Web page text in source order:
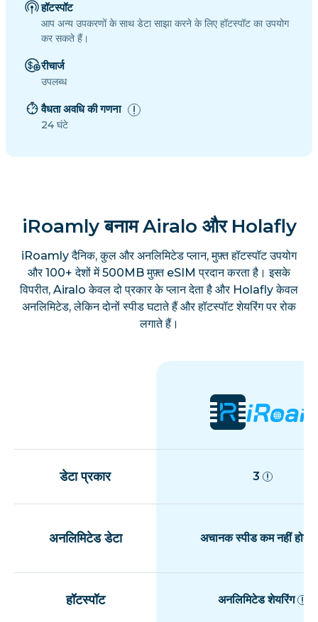
हॉटस्पॉट
आप अन्य उपकरणों के साथ डेटा साझा करने के लिए हॉटस्पॉट का उपयोग
कर सकते हैं।
रीचार्ज
उपलब्ध
वैधता अवधि की गणना
24 घंटे
iRoamly बनाम Airalo और Holafly
iRoamly दैनिक, कुल और अनलिमिटेड प्लान, मुफ़्त हॉटस्पॉट उपयोग
और 100+ देशों में 500MB मुफ़्त eSIM प्रदान करता है। इसके
विपरीत, Airalo केवल दो प्रकार के प्लान देता है और Holafly केवल
अनलिमिटेड, लेकिन दोनों स्पीड घटाते हैं और हॉटस्पॉट शेयरिंग पर रोक
लगाते हैं।
डेटा प्रकार 3
अनलिमिटेड डेटा अचानक स्पीड कम नहीं होती
हॉटस्पॉट अनलिमिटेड शेयरिंग